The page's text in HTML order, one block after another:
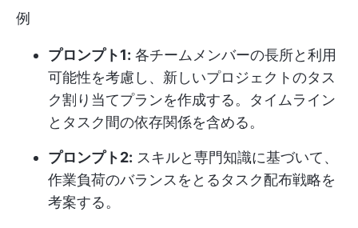
例
プロンプト1: 各チームメンバーの長所と利用
可能性を考慮し、新しいプロジェクトのタス
ク割り当てプランを作成する。タイムライン
とタスク間の依存関係を含める。
プロンプト2: スキルと専門知識に基づいて、
作業負荷のバランスをとるタスク配布戦略を
考案する。